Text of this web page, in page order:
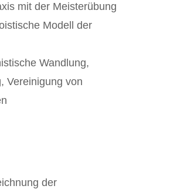
mit der Meisterübung
Modell der
Wandlung,
Vereinigung von
der